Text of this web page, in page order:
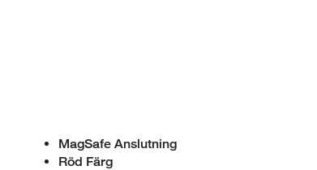
MagSafe Anslutning
Röd Färg